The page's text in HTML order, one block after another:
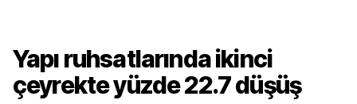
Yapı ruhsatlarında ikinci
çeyrekte yüzde 22.7 düşüş